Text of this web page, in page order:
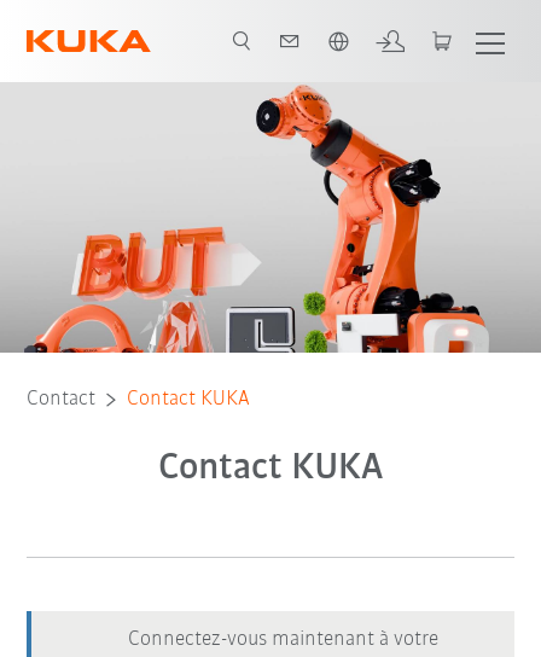
Contact Contact KUKA
Contact KUKA
Connectez-vous maintenant à votre